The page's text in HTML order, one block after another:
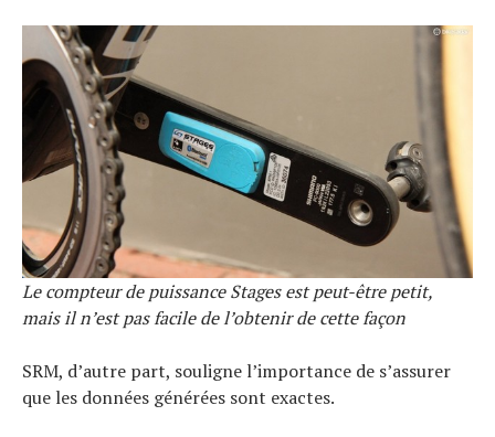
Le compteur de puissance Stages est peut-être petit,
mais il n’est pas facile de l’obtenir de cette façon
SRM, d’autre part, souligne l’importance de s’assurer
que les données générées sont exactes.